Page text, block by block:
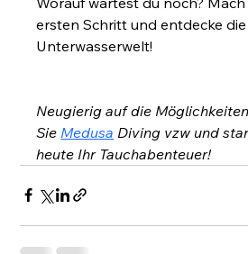
ersten Schritt und entdecke
Unterwasserwelt!
Neugierig auf die
Sie Medusa Diving vzw und
heute Ihr Tauchabenteuer!